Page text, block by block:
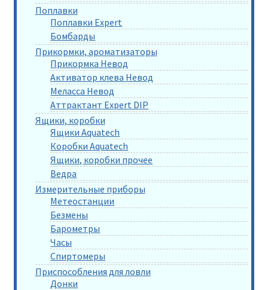
Поплавки
Поплавки Expert
Бомбарды
Прикормки, ароматизаторы
Прикормка Невод
Активатор клева Невод
Меласса Невод
Аттрактант Expert DIP
Ящики, коробки
Ящики Aquatech
Коробки Aquatech
Ящики, коробки прочее
Ведра
Измерительные приборы
Метеостанции
Безмены
Барометры
Часы
Спиртомеры
Приспособления для ловли
Донки